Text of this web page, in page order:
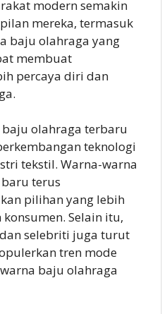
modern semakin
mereka, termasuk
baju olahraga yang
membuat
percaya diri dan
olahraga terbaru
teknologi
tekstil. Warna-warna
terus
pilihan yang lebih
Selain itu,
selebriti juga turut
tren mode
baju olahraga